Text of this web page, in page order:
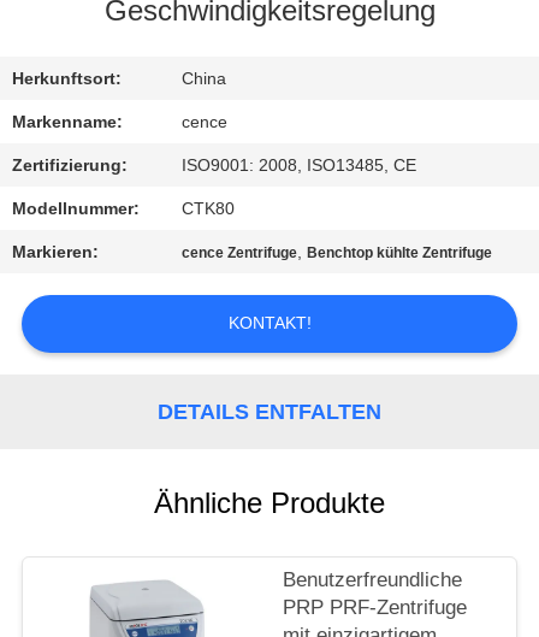
MIT
UNS
NEUIGKEITEN
VR
Geschwindigkeitsregelung
Herkunftsort: China
Markenname: cence
Zertifizierung: ISO9001: 2008, ISO13485, CE
Modellnummer: CTK80
Markieren: cence Zentrifuge,Benchtop kühlte Zentrifuge
KONTAKT!
DETAILS ENTFALTEN
Ähnliche Produkte
Benutzerfreundliche
PRP PRF-Zentrifuge